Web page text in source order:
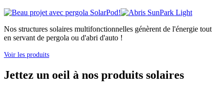
Nos structures solaires multifonctionnelles génèrent de l'énergie tout
en servant de pergola ou d'abri d'auto !
Voir les produits
Jettez un oeil à nos produits solaires